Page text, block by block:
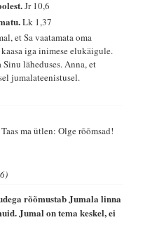
Jr 10,6
Lk 1,37
et Sa vaatamata oma
iga inimese elukäigule.
läheduses. Anna, et
jumalateenistusel.
ma ütlen: Olge rõõmsad!
rõõmustab Jumala linna
Jumal on tema keskel, ei